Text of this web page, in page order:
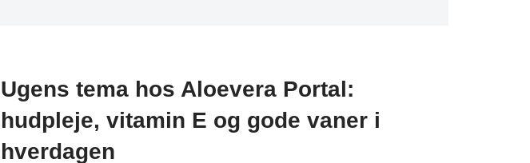
Ugens tema hos Aloevera Portal:
hudpleje, vitamin E og gode vaner i
hverdagen